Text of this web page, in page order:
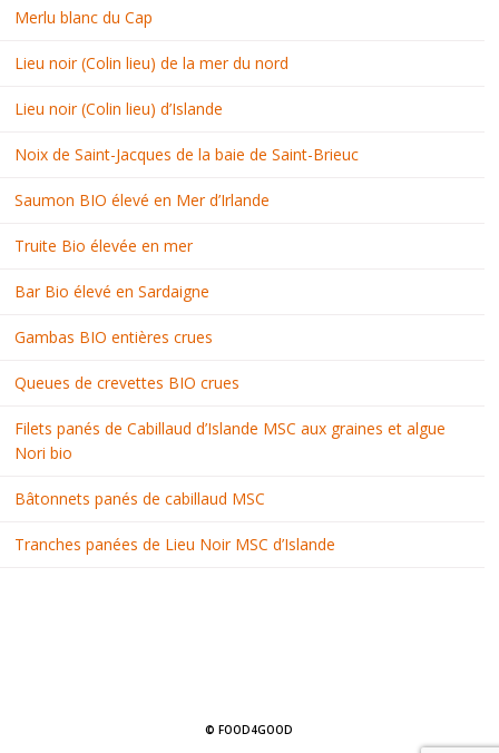
Merlu blanc du Cap
Lieu noir (Colin lieu) de la mer du nord
Lieu noir (Colin lieu) d’Islande
Noix de Saint-Jacques de la baie de Saint-Brieuc
Saumon BIO élevé en Mer d’Irlande
Truite Bio élevée en mer
Bar Bio élevé en Sardaigne
Gambas BIO entières crues
Queues de crevettes BIO crues
Filets panés de Cabillaud d’Islande MSC aux graines et algue
Nori bio
Bâtonnets panés de cabillaud MSC
Tranches panées de Lieu Noir MSC d’Islande
© FOOD4GOOD